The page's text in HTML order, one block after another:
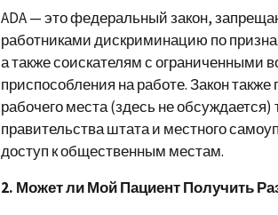
ADA — это федеральный закон,
работниками дискриминацию по
а также соискателям с ограниченными
приспособления на работе. Закон
рабочего места (здесь не
правительства штата и местного
доступ к общественным местам.
2. Может ли Мой Пациент Получить